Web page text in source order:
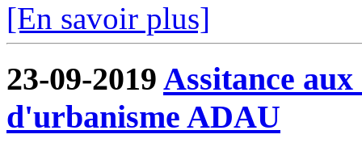
[En savoir plus]
23-09-2019 Assitance
d'urbanisme ADAU